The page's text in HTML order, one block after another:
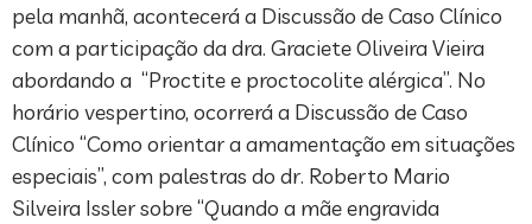
pela manhã, acontecerá a Discussão de Caso Clínico
com a participação da dra. Graciete Oliveira Vieira
abordando a “Proctite e proctocolite alérgica”. No
horário vespertino, ocorrerá a Discussão de Caso
Clínico “Como orientar a amamentação em situações
especiais”, com palestras do dr. Roberto Mario
Silveira Issler sobre “Quando a mãe engravida